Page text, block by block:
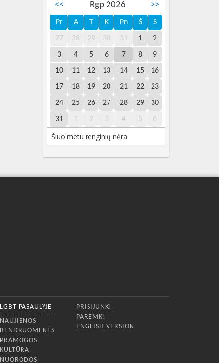
<<
Rgp 2026 >>
Pr A T K Pn Š S
27 28 29 30 31 1 2
3 4 5 6 7 8 9
10 11 12 13 14 15 16
17 18 19 20 21 22 23
24 25 26 27 28 29 30
31 1 2 3 4 5 6
Šiuo metu renginių nėra
LGBT PASAULYJE
NAUJIENOS
BENDRUOMENĖS
PRAMOGOS
KULTŪRA
NUORODOS
PRISIJUNK!
PAREMK!
ENGLISH VERSION